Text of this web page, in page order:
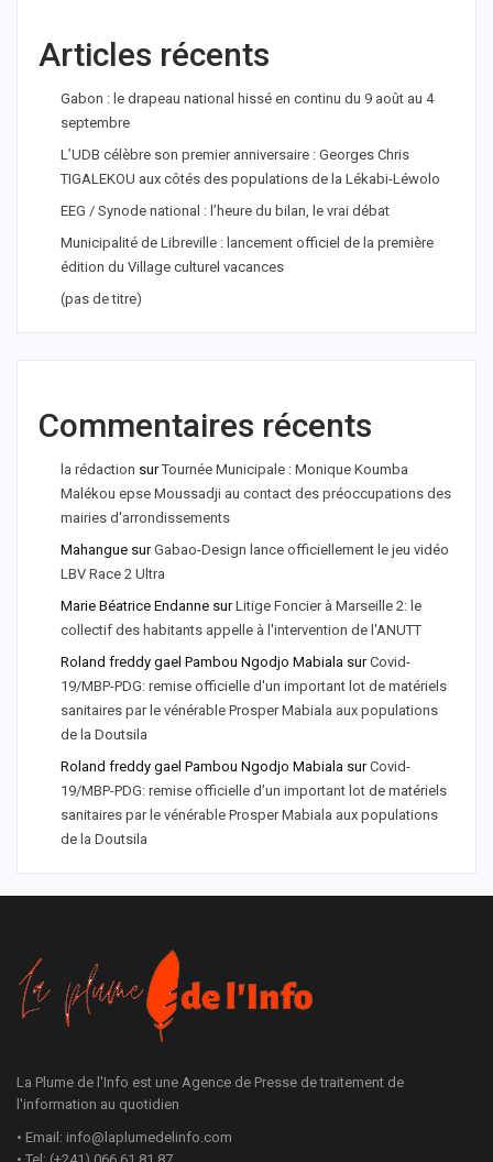
Articles récents
Gabon : le drapeau national hissé en continu du 9 août au 4
septembre
L’UDB célèbre son premier anniversaire : Georges Chris
TIGALEKOU aux côtés des populations de la Lékabi-Léwolo
EEG / Synode national : l’heure du bilan, le vrai débat
Municipalité de Libreville : lancement officiel de la première
édition du Village culturel vacances
(pas de titre)
Commentaires récents
la rédaction surTournée Municipale : Monique Koumba
Malékou epse Moussadji au contact des préoccupations des
mairies d'arrondissements
Mahangue surGabao-Design lance officiellement le jeu vidéo
LBV Race 2 Ultra
Marie Béatrice Endanne surLitige Foncier à Marseille 2: le
collectif des habitants appelle à l'intervention de l'ANUTT
Roland freddy gael Pambou Ngodjo Mabiala surCovid-
19/MBP-PDG: remise officielle d'un important lot de matériels
sanitaires par le vénérable Prosper Mabiala aux populations
de la Doutsila
Roland freddy gael Pambou Ngodjo Mabiala surCovid-
19/MBP-PDG: remise officielle d’un important lot de matériels
sanitaires par le vénérable Prosper Mabiala aux populations
de la Doutsila
La Plume de l'Info est une Agence de Presse de traitement de
l'information au quotidien
• Email: info@laplumedelinfo.com